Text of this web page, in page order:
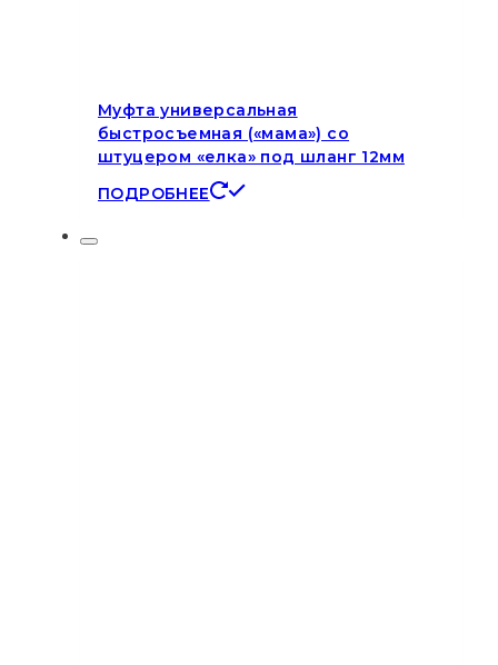
Муфта универсальная
быстросъемная («мама») со
штуцером «елка» под шланг 12мм
ПОДРОБНЕЕ